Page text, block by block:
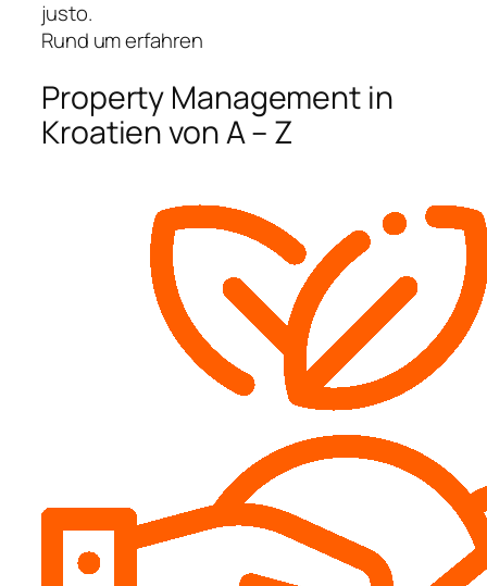
justo.
Rund um erfahren
Property Management in
Kroatien von A – Z